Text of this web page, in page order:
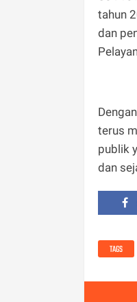
tahun
dan
terus
publik
dan
TAGS